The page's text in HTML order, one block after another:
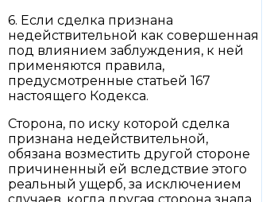
6. Если сделка признана
недействительной как совершенная
под влиянием заблуждения, к ней
применяются правила,
предусмотренные статьей 167
настоящего Кодекса.
Сторона, по иску которой сделка
признана недействительной,
обязана возместить другой стороне
причиненный ей вследствие этого
реальный ущерб, за исключением